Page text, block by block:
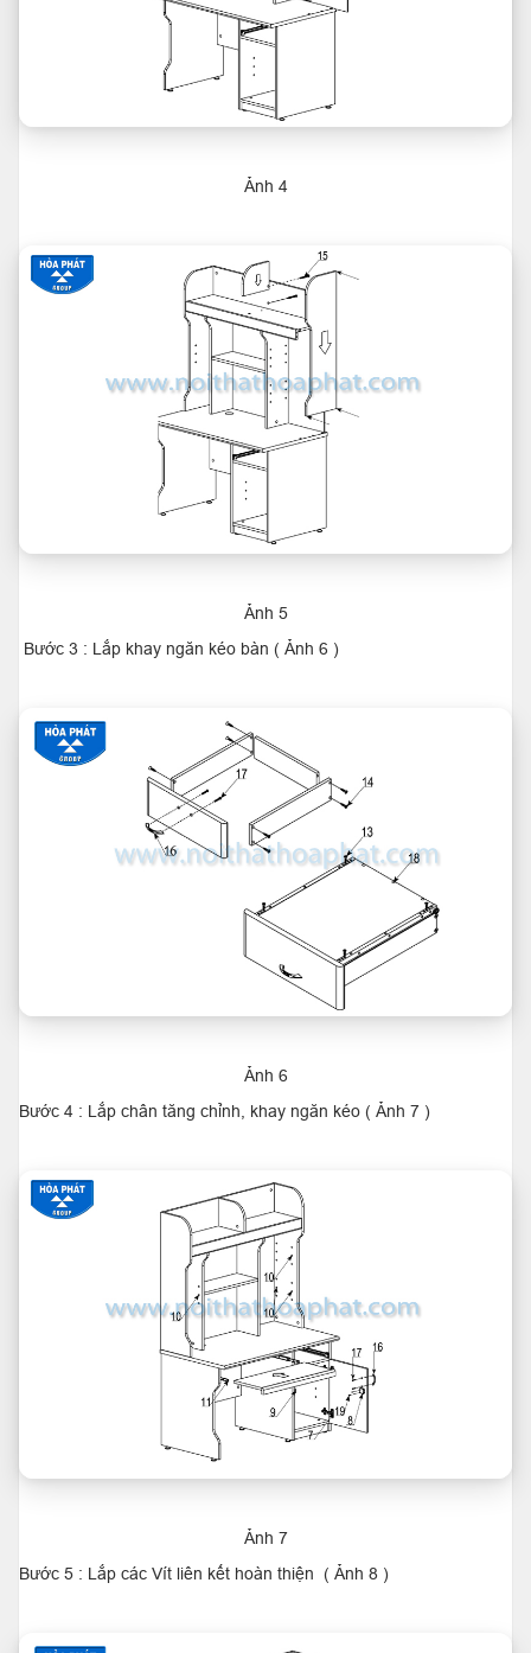
Ảnh 4
Ảnh 5
Bước 3 : Lắp khay ngăn kéo bàn ( Ảnh 6 )
Ảnh 6
Bước 4 : Lắp chân tăng chỉnh, khay ngăn kéo ( Ảnh 7 )
Ảnh 7
Bước 5 : Lắp các Vít liên kết hoàn thiện ( Ảnh 8 )